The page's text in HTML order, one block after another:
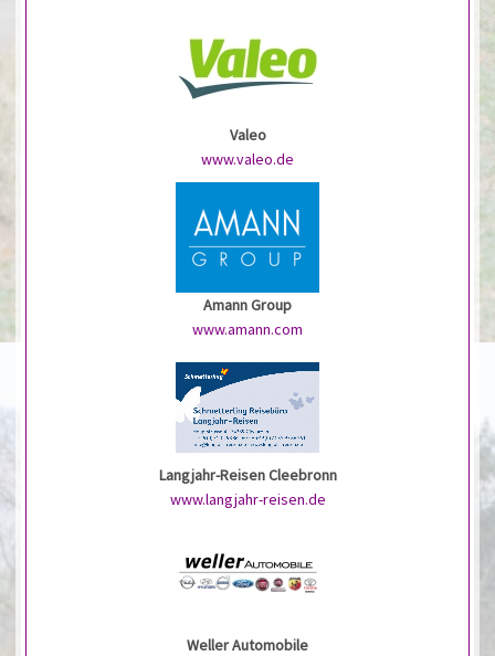
Valeo
www.valeo.de
Amann Group
www.amann.com
Langjahr-Reisen Cleebronn
www.langjahr-reisen.de
Weller Automobile